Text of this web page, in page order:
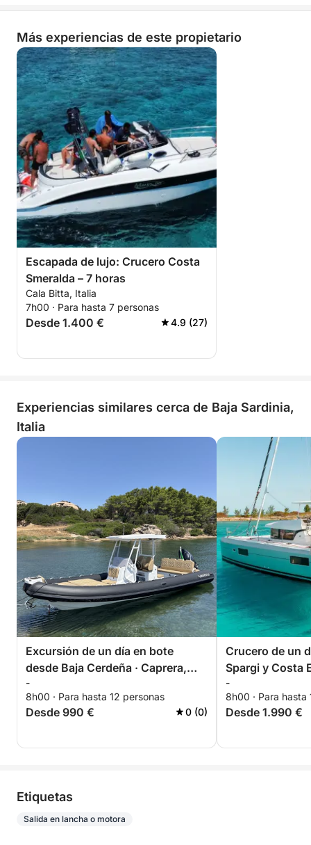
Más experiencias de este propietario
Escapada de lujo: Crucero Costa
Smeralda – 7 horas
Cala Bitta, Italia
7h00 · Para hasta 7 personas
Desde 1.400 € 4.9 (27)
Experiencias similares cerca de Baja Sardinia,
Italia
Excursión de un día en bote
desde Baja Cerdeña · Caprera,
Spargi y La Maddalena
-
8h00 · Para hasta 12 personas
Desde 990 € 0 (0)
Crucero de un
Spargi y Costa
-
8h00 · Para hasta
Desde 1.990 €
Etiquetas
Salida en lancha o motora